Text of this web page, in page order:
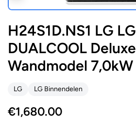
H24S1D.NS1 LG LG
DUALCOOL Deluxe
Wandmodel 7,0kW
LG LG Binnendelen
€1,680.00